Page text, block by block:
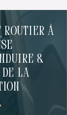
routier à
&
la